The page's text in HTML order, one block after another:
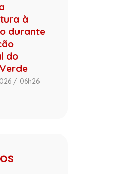
à
durante
do
/ 06h26